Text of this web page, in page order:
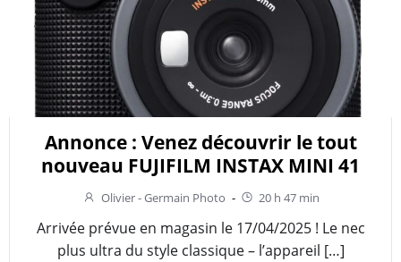
Annonce : Venez découvrir le tout
nouveau FUJIFILM INSTAX MINI 41
Olivier - Germain Photo - 20 h 47 min
Arrivée prévue en magasin le 17/04/2025 ! Le nec
plus ultra du style classique – l’appareil […]